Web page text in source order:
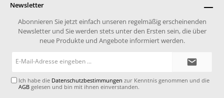
Newsletter
Abonnieren Sie jetzt einfach unseren regelmäßig erscheinenden
Newsletter und Sie werden stets unter den Ersten sein, die über
neue Produkte und Angebote informiert werden.
Ich habe die Datenschutzbestimmungen zur Kenntnis genommen und die
AGB gelesen und bin mit ihnen einverstanden.